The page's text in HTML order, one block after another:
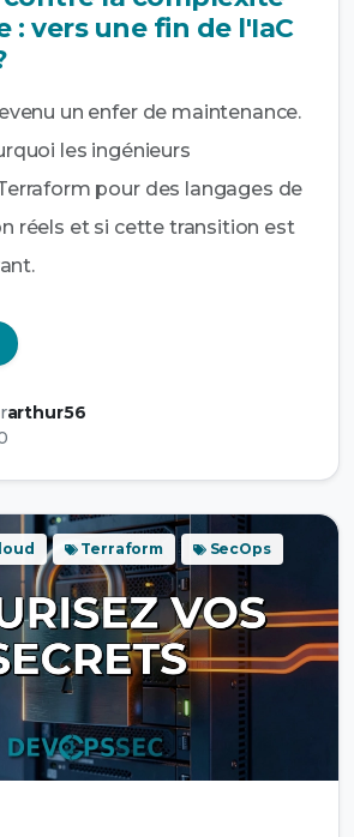
: vers une fin de l'IaC
un enfer de maintenance.
les ingénieurs
pour des langages de
réels et si cette transition est
arthur56
Terraform SecOps